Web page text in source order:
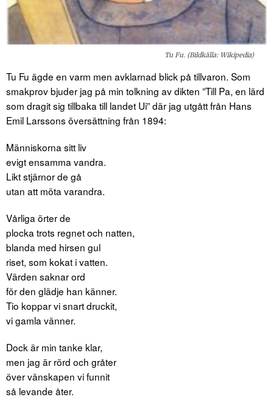
Tu Fu. (Bildkälla: Wikipedia)
Tu Fu ägde en varm men avklarnad blick på tillvaron. Som
smakprov bjuder jag på min tolkning av dikten ”Till Pa, en lärd
som dragit sig tillbaka till landet Ui” där jag utgått från Hans
Emil Larssons översättning från 1894:
Människorna sitt liv
evigt ensamma vandra.
Likt stjärnor de gå
utan att möta varandra.
Vårliga örter de
plocka trots regnet och natten,
blanda med hirsen gul
riset, som kokat i vatten.
Värden saknar ord
för den glädje han känner.
Tio koppar vi snart druckit,
vi gamla vänner.
Dock är min tanke klar,
men jag är rörd och gråter
över vänskapen vi funnit
så levande åter.